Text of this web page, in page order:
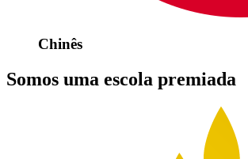
Chinês
Somos uma escola premiada